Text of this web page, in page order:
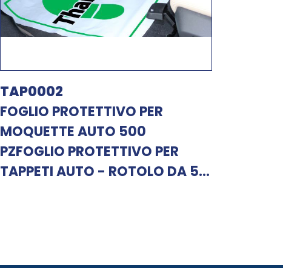
TAP0002
FOGLIO PROTETTIVO PER
MOQUETTE AUTO 500
PZFOGLIO PROTETTIVO PER
TAPPETI AUTO - ROTOLO DA 5...